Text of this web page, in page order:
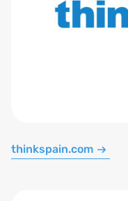
thinkspain.com